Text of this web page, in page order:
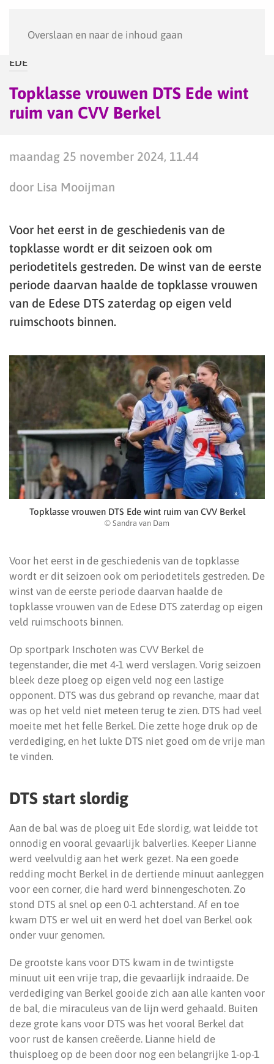
Overslaan en naar de inhoud gaan
EDE
Topklasse vrouwen DTS Ede wint
ruim van CVV Berkel
maandag 25 november 2024, 11.44
door Lisa Mooijman
Voor het eerst in de geschiedenis van de
topklasse wordt er dit seizoen ook om
periodetitels gestreden. De winst van de eerste
periode daarvan haalde de topklasse vrouwen
van de Edese DTS zaterdag op eigen veld
ruimschoots binnen.
Topklasse vrouwen DTS Ede wint ruim van CVV Berkel
© Sandra van Dam
Voor het eerst in de geschiedenis van de topklasse
wordt er dit seizoen ook om periodetitels gestreden. De
winst van de eerste periode daarvan haalde de
topklasse vrouwen van de Edese DTS zaterdag op eigen
veld ruimschoots binnen.
Op sportpark Inschoten was CVV Berkel de
tegenstander, die met 4-1 werd verslagen. Vorig seizoen
bleek deze ploeg op eigen veld nog een lastige
opponent. DTS was dus gebrand op revanche, maar dat
was op het veld niet meteen terug te zien. DTS had veel
moeite met het felle Berkel. Die zette hoge druk op de
verdediging, en het lukte DTS niet goed om de vrije man
te vinden.
DTS start slordig
Aan de bal was de ploeg uit Ede slordig, wat leidde tot
onnodig en vooral gevaarlijk balverlies. Keeper Lianne
werd veelvuldig aan het werk gezet. Na een goede
redding mocht Berkel in de dertiende minuut aanleggen
voor een corner, die hard werd binnengeschoten. Zo
stond DTS al snel op een 0-1 achterstand. Af en toe
kwam DTS er wel uit en werd het doel van Berkel ook
onder vuur genomen.
De grootste kans voor DTS kwam in de twintigste
minuut uit een vrije trap, die gevaarlijk indraaide. De
verdediging van Berkel gooide zich aan alle kanten voor
de bal, die miraculeus van de lijn werd gehaald. Buiten
deze grote kans voor DTS was het vooral Berkel dat
voor rust de kansen creëerde. Lianne hield de
thuisploeg op de been door nog een belangrijke 1-op-1